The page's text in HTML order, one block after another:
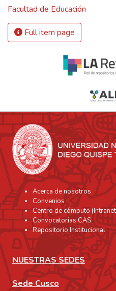
Facultad de Educación
Full item page
Acerca de nosotros
Convenios
Centro de cómputo
Convocatorias CAS
Repositorio Institucional
NUESTRAS SEDES
Sede Cusco